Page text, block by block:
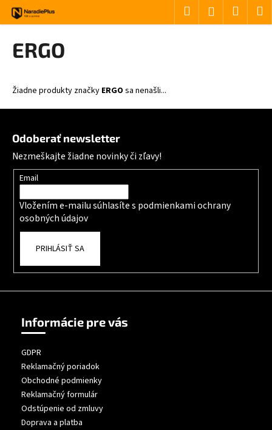
Prejsť na obsah HľadaťPrihlásenie
ERGO
Žiadne produkty značky ERGO sa nenašli...
Košík
o
p
o
t
r
e
b
e
n
á
HĽADAŤ
Odoberať newsletter
Nezmeškajte žiadne novinky či zľavy!
Email
Vložením e-mailu súhlasíte s podmienkami ochrany
osobných údajov
PRIHLÁSIŤ SA
Informácie pre vás
GDPR
Reklamačný poriadok
Obchodné podmienky
Reklamačný formulár
Odstúpenie od zmluvy
Doprava a platba